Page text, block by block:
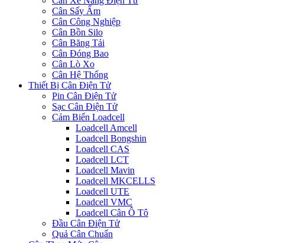
Cân Sấy Ẩm
Cân Công Nghiệp
Cân Bồn Silo
Cân Băng Tải
Cân Đóng Bao
Cân Lò Xo
Cân Hệ Thống
Thiết Bị Cân Điện Tử
Pin Cân Điện Tử
Sạc Cân Điện Tử
Cảm Biến Loadcell
Loadcell Amcell
Loadcell Bongshin
Loadcell CAS
Loadcell LCT
Loadcell Mavin
Loadcell MKCELLS
Loadcell UTE
Loadcell VMC
Loadcell Cân Ô Tô
Đầu Cân Điện Tử
Quả Cân Chuẩn